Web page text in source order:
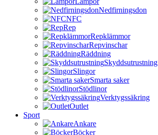
Nedfirningsdon
NFC
Rep
Repklämmor
Repvinschar
Räddning
Skyddsutrustning
Slingor
Smarta saker
Stödlinor
Verktygssäkring
Outlet
Sport
Ankare
Böcker